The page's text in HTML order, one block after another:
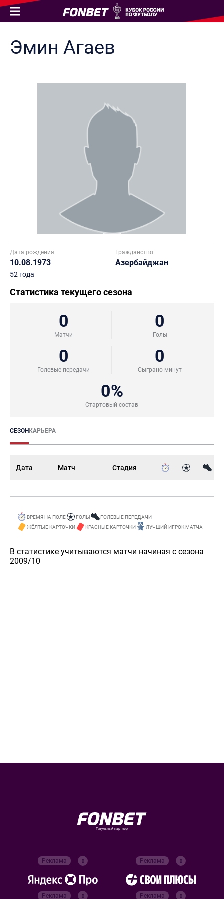
Эмин Агаев
Дата рождения
10.08.1973
52 года
Гражданство
Азербайджан
Статистика текущего сезона
0
Матчи
0
Голы
0
Голевые передачи
0
Сыграно минут
0%
Стартовый состав
СЕЗОНКАРЬЕРА
Дата Матч Стадия
ВРЕМЯ НА ПОЛЕ ГОЛЫ
ГОЛЕВЫЕ ПЕРЕДАЧИ
ЖЁЛТЫЕ КАРТОЧКИ
КРАСНЫЕ КАРТОЧКИ ЛУЧШИЙ ИГРОК МАТЧА
В статистике учитываются матчи начиная с сезона
2009/10
Титульный партнер
Реклама Реклама
Реклама Реклама